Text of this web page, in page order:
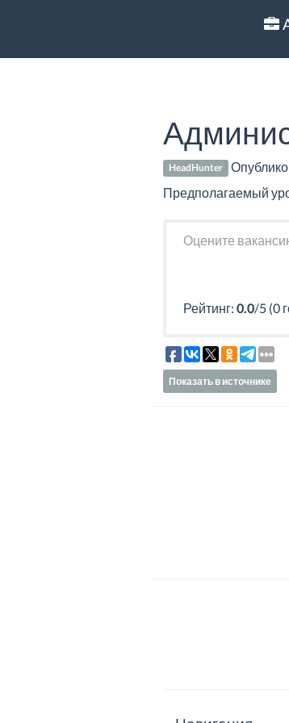
HeadHunter
Предполагаемый
Оцените
Рейтинг: 0.0/5 (0
Показать в источнике